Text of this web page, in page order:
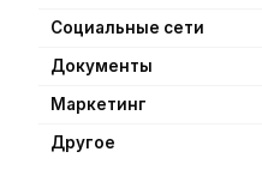
Социальные сети
Документы
Маркетинг
Другое